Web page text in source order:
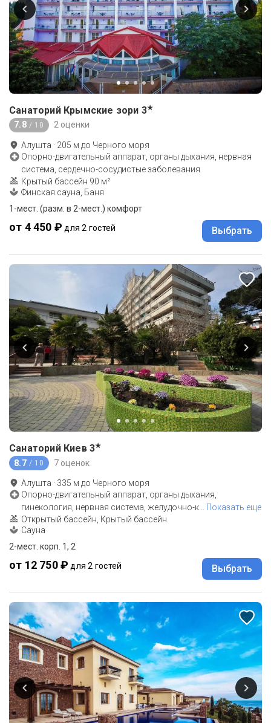
Санаторий Крымские зори 3★
7.8 / 10 2 оценки
Алушта · 205 м до Черного моря
Опорно-двигательный аппарат, органы дыхания, нервная
система, сердечно-сосудистые заболевания
Крытый бассейн 90 м²
Финская сауна, Баня
1-мест. (разм. в 2-мест.) комфорт
от 4 450 ₽ для 2 гостей Выбрать
Санаторий Киев 3★
8.7 / 10 7 оценок
Алушта · 335 м до Черного моря
Опорно-двигательный аппарат, органы дыхания,
гинекология, нервная система, желудочно-к
Показать еще
Открытый бассейн, Крытый бассейн
Сауна
2-мест. корп. 1, 2
от 12 750 ₽ для 2 гостей Выбрать